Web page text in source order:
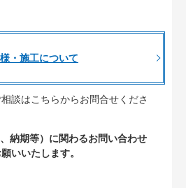
・施工について
談はこちらからお問合せくださ
納期等）に関わるお問い合わせ
いいたします。